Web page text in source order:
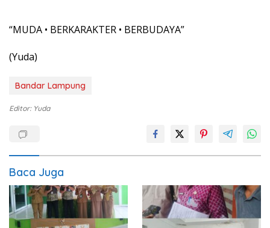
“MUDA • BERKARAKTER • BERBUDAYA”
(Yuda)
Bandar Lampung
Editor: Yuda
Baca Juga